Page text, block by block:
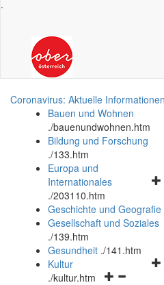
.
Coronavirus: Aktuelle Informationen
Bauen und Wohnen
./bauenundwohnen.htm
Bildung und Forschung
./133.htm
und
Europa und
Internationales
./203110.htm
Geschichte und Geografie
Gesellschaft und Soziales
./139.htm
Gesundheit ./141.htm
Kultur
./kultur.htm